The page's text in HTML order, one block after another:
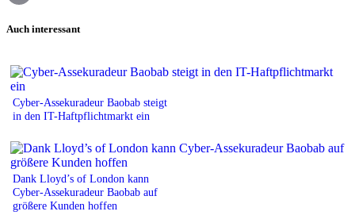
Auch interessant
Cyber-Assekuradeur Baobab steigt
in den IT-Haftpflichtmarkt ein
Dank Lloyd’s of London kann
Cyber-Assekuradeur Baobab auf
größere Kunden hoffen